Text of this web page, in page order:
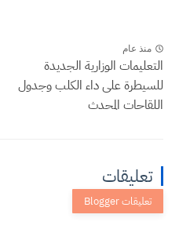
منذ عام
التعليمات الوزارية الجديدة
للسيطرة على داء الكلب وجدول
اللقاحات المحدث
تعليقات